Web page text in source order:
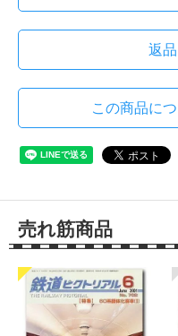
返
この商品に
売れ筋商品